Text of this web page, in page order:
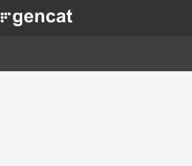
Vés
al
. Obre en una nova finestra.